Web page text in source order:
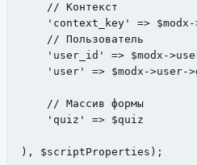
    // Контекст
'context_key' =>
    // Пользователь
'user_id' => $modx-
'user' => $modx->user-
    // Массив формы
    'quiz' => $quiz
), $scriptProperties);